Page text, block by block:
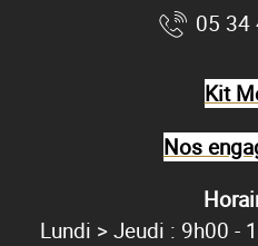
05 34
Kit
Nos
Lundi > Jeudi : 9h00 -